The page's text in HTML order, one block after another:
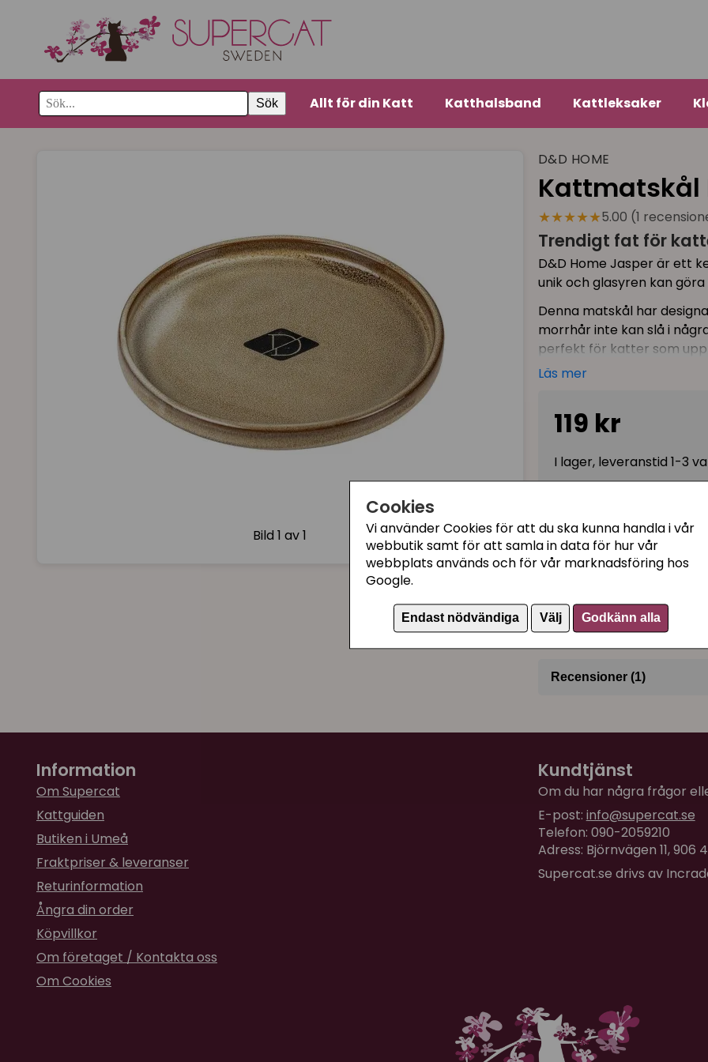
Cookies
Vi använder Cookies för att du ska kunna handla i vår
webbutik samt för att samla in data för hur vår
webbplats används och för vår marknadsföring hos
Google.
Endast nödvändiga Välj Godkänn alla
Sök Allt för din Katt Katthalsband Kattleksaker
Bild1 av 1
D&D HOME
Kattmatskål
★★★★★5.00 (1
Trendigt fat för
D&D Home Jasper är ett
unik och glasyren kan
Denna matskål har
morrhår inte kan slå i
perfekt för katter som
på golvet när den ska äta.
gummifötter så att den
8 mm tjock keramik
Modern glasyr-design
Idealisk för katter
Hantverksmässig
Läs mer
119 kr
I lager, leveranstid 1-3
Kategorier:
Kattmatskålar med låg
Matskålar
Artikelnummer:
Recensioner (1)
för 3 år sedan
Det var positivt för mig,
De är ganska små i
Mycket snygga med en
Information
Om Supercat
Kattguiden
Butiken i Umeå
Fraktpriser & leveranser
Returinformation
Ångra din order
Köpvillkor
Om företaget / Kontakta oss
Om Cookies
Kundtjänst
Om du har några frågor
E-post: info@supercat.se
Telefon: 090-2059210
Adress: Björnvägen 11, 906
Supercat.se drivs av